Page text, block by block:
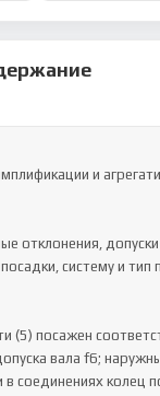
и
отклонения,
систему и тип
посажен
вала f6;
соединениях колец